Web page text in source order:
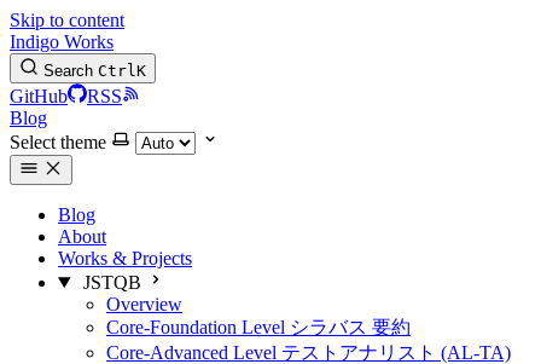
Skip to content
Indigo Works
Search CtrlK
GitHub
RSS
Blog
Select theme
Blog
About
Works & Projects
JSTQB
Overview
Core-Foundation Level シラバス 要約
Core-Advanced Level テストアナリスト (AL-TA)